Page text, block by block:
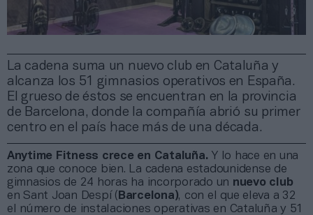
La cadena suma un nuevo club en Cataluña y
alcanza los 51 gimnasios operativos en España.
El grueso de éstos se encuentran en la provincia
de Barcelona, donde la compañía abrió su primer
centro en el país hace más de una década.
Anytime Fitness crece en Cataluña. Y lo hace en una
zona que conoce bien. La cadena estadounidense de
gimnasios de 24 horas ha incorporado un nuevo club
en Sant Joan Despí ( Barcelona), con el que eleva a 32
el número de instalaciones operativas en Cataluña y 51